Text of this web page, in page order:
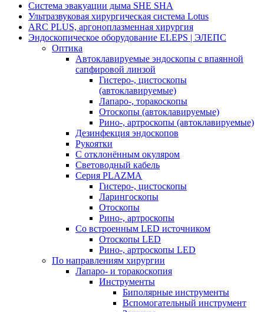
Система эвакуации дыма SHE SHA
Ультразвуковая хирургическая система Lotus
ARC PLUS, аргоноплазменная хирургия
Эндоскопическое оборудование ELEPS | ЭЛЕПС
Оптика
Автоклавируемые эндоскопы с впаянной
сапфировой линзой
Гистеро-, цистоскопы
(автоклавируемые)
Лапаро-, торакоскопы
Отоскопы (автоклавируемые)
Рино-, артроскопы (автоклавируемые)
Дезинфекция эндоскопов
Рукоятки
С отклонённым окуляром
Световодный кабель
Серия PLAZMA
Гистеро-, цистоскопы
Ларингоскопы
Отоскопы
Рино-, артроскопы
Со встроенным LED источником
Отоскопы LED
Рино-, артроскопы LED
По направлениям хирургии
Лапаро- и торакоскопия
Инструменты
Биполярные инструменты
Вспомогательный инструмент